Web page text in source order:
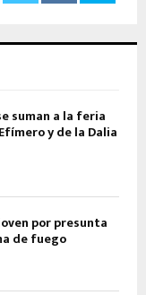
suman a la feria
y de la Dalia
por presunta
de fuego